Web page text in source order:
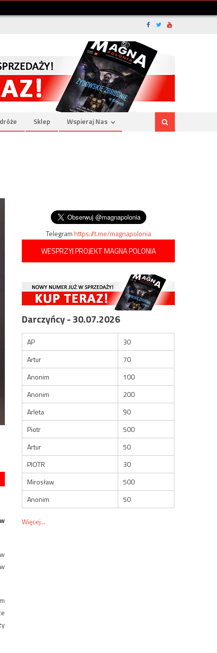
Sklep Wspieraj Nas
Telegramhttps://t.me/magnapolonia
WESPRZYJ PROJEKT MAGNA POLONIA
Darczyńcy - 30.07.2026
AP
30
Artur
70
Anonim
100
Anonim
200
Arleta
90
Piotr
500
Artur
50
PIOTR
30
Mirosław
500
Anonim
50
Więcej...